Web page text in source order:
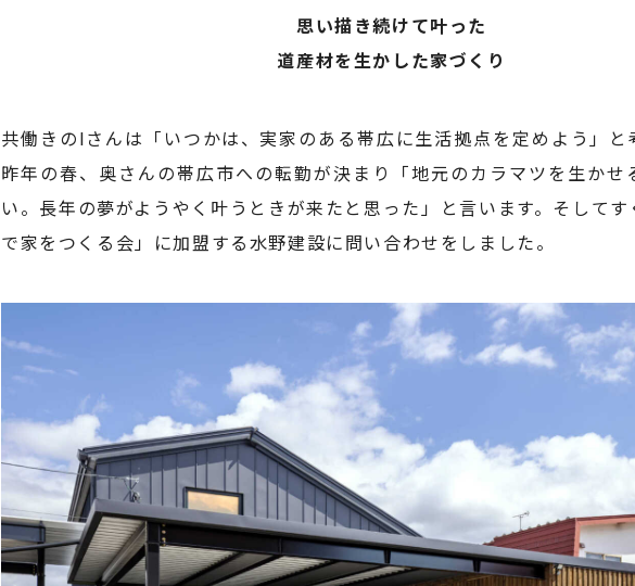
思い描き続けて叶った
道産材を生かした家づくり
共働きのIさんは「いつかは、実家のある帯広に生活拠点を定めよう」
昨年の春、奥さんの帯広市への転勤が決まり「地元のカラマツを生かせ
い。長年の夢がようやく叶うときが来たと思った」と言います。そして
で家をつくる会」に加盟する水野建設に問い合わせをしました。